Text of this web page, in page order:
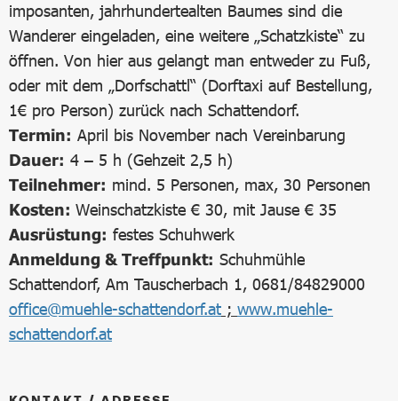
imposanten, jahrhundertealten Baumes sind die
Wanderer eingeladen, eine weitere „Schatzkiste“ zu
öffnen. Von hier aus gelangt man entweder zu Fuß,
oder mit dem „Dorfschattl“ (Dorftaxi auf Bestellung,
1€ pro Person) zurück nach Schattendorf.
Termin: April bis November nach Vereinbarung
Dauer: 4 – 5 h (Gehzeit 2,5 h)
Teilnehmer: mind. 5 Personen, max, 30 Personen
Kosten: Weinschatzkiste € 30, mit Jause € 35
Ausrüstung: festes Schuhwerk
Anmeldung & Treffpunkt: Schuhmühle
Schattendorf, Am Tauscherbach 1, 0681/84829000
office@muehle-schattendorf.at ; www.muehle-
schattendorf.at